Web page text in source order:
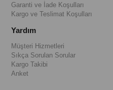
Garanti ve İade Koşulları
Kargo ve Teslimat Koşulları
Yardım
Müşteri Hizmetleri
Sıkça Sorulan Sorular
Kargo Takibi
Anket